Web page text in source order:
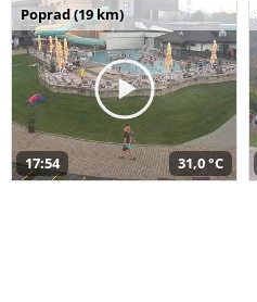
Poprad (19 km)
17:54 31,0 °C